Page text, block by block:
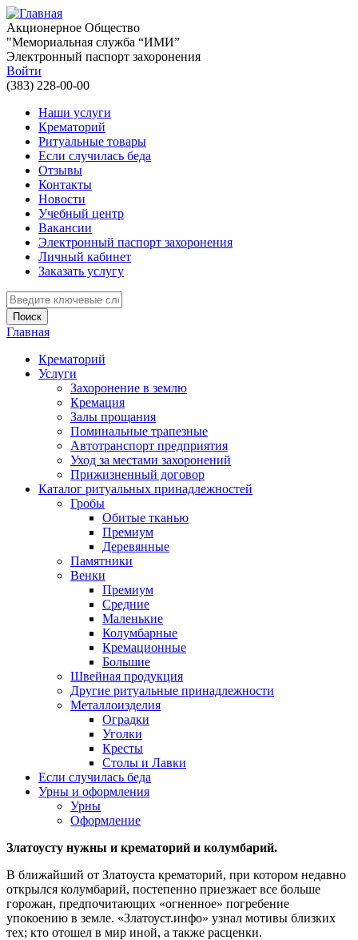
Перейти к основному содержанию
Акционерное Общество
"Мемориальная служба “ИМИ”
Электронный паспорт захоронения
Войти
(383) 228-00-00
Наши услуги
Крематорий
Ритуальные товары
Если случилась беда
Отзывы
Контакты
Новости
Учебный центр
Вакансии
Электронный паспорт захоронения
Личный кабинет
Заказать услугу
Введите ключевые слова для поиска
Вы здесь
Главная
Крематорий
Услуги
Захоронение в землю
Кремация
Залы прощания
Поминальные трапезные
Автотранспорт предприятия
Уход за местами захоронений
Прижизненный договор
Каталог ритуальных принадлежностей
Гробы
Обитые тканью
Премиум
Деревянные
Памятники
Венки
Премиум
Средние
Маленькие
Колумбарные
Кремационные
Большие
Швейная продукция
Другие ритуальные принадлежности
Металлоизделия
Оградки
Уголки
Кресты
Столы и Лавки
Если случилась беда
Урны и оформления
Урны
Оформление
Златоусту нужны и крематорий и колумбарий.
В ближайший от Златоуста крематорий, при котором недавно
открылся колумбарий, постепенно приезжает все больше
горожан, предпочитающих «огненное» погребение
упокоению в земле. «Златоуст.инфо» узнал мотивы близких
тех; кто отошел в мир иной, а также расценки.